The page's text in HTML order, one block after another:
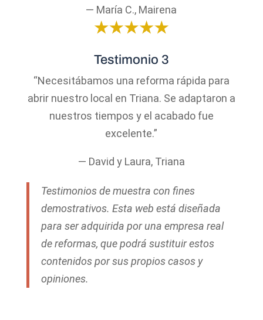
— María C., Mairena
Testimonio 3
“Necesitábamos una reforma rápida para
abrir nuestro local en Triana. Se adaptaron a
nuestros tiempos y el acabado fue
excelente.”
— David y Laura, Triana
Testimonios de muestra con fines
demostrativos. Esta web está diseñada
para ser adquirida por una empresa real
de reformas, que podrá sustituir estos
contenidos por sus propios casos y
opiniones.